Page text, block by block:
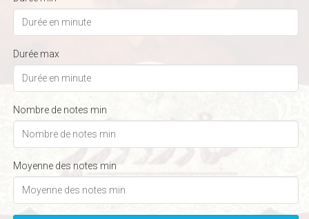
Durée max
Nombre de notes min
Moyenne des notes min